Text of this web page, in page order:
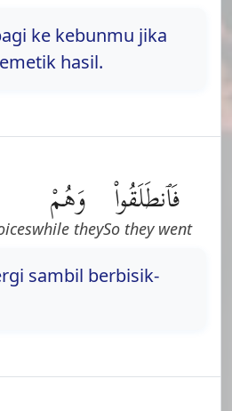
ke kebunmu jika
hasil.
فَٱنطَلَقُوا۟
So they went
وَهُمْ
while they
sambil berbisik-